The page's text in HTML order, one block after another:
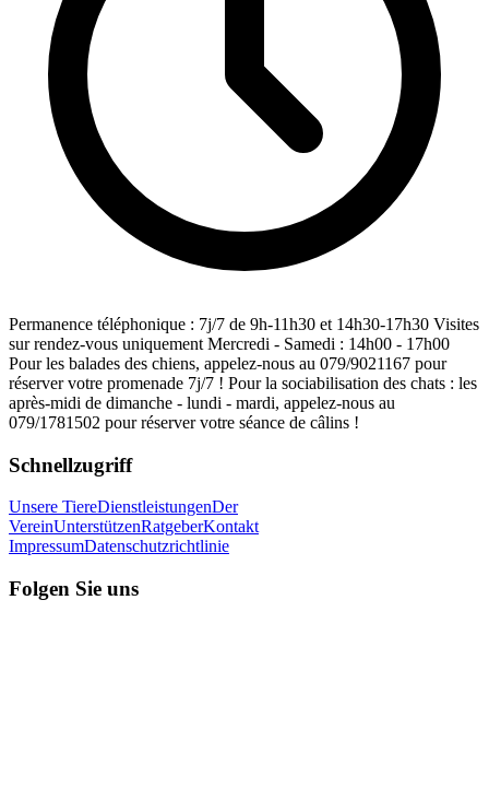
Permanence téléphonique : 7j/7 de 9h-11h30 et 14h30-17h30 Visites
sur rendez-vous uniquement Mercredi - Samedi : 14h00 - 17h00
Pour les balades des chiens, appelez-nous au 079/9021167 pour
réserver votre promenade 7j/7 ! Pour la sociabilisation des chats : les
après-midi de dimanche - lundi - mardi, appelez-nous au
079/1781502 pour réserver votre séance de câlins !
Schnellzugriff
Unsere TiereDienstleistungenDer
VereinUnterstützenRatgeberKontakt
ImpressumDatenschutzrichtlinie
Folgen Sie uns